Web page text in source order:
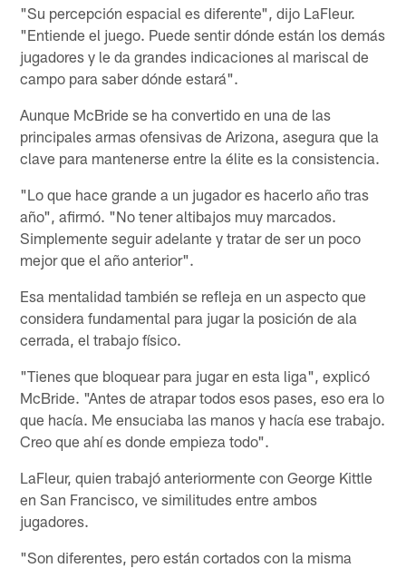
"Su percepción espacial es diferente", dijo LaFleur.
"Entiende el juego. Puede sentir dónde están los demás
jugadores y le da grandes indicaciones al mariscal de
campo para saber dónde estará".
Aunque McBride se ha convertido en una de las
principales armas ofensivas de Arizona, asegura que la
clave para mantenerse entre la élite es la consistencia.
"Lo que hace grande a un jugador es hacerlo año tras
año", afirmó. "No tener altibajos muy marcados.
Simplemente seguir adelante y tratar de ser un poco
mejor que el año anterior".
Esa mentalidad también se refleja en un aspecto que
considera fundamental para jugar la posición de ala
cerrada, el trabajo físico.
"Tienes que bloquear para jugar en esta liga", explicó
McBride. "Antes de atrapar todos esos pases, eso era lo
que hacía. Me ensuciaba las manos y hacía ese trabajo.
Creo que ahí es donde empieza todo".
LaFleur, quien trabajó anteriormente con George Kittle
en San Francisco, ve similitudes entre ambos
jugadores.
"Son diferentes, pero están cortados con la misma